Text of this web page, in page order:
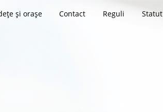
și orașe Contact Reguli Statut